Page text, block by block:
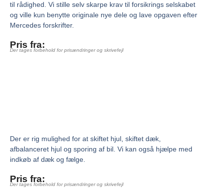
til rådighed. Vi stille selv skarpe krav til forsikrings selskabet
og ville kun benytte originale nye dele og lave opgaven efter
Mercedes forskrifter.
Pris fra:
Der tages forbehold for prisændringer og skrivefejl
Der er rig mulighed for at skiftet hjul, skiftet dæk,
afbalanceret hjul og sporing af bil. Vi kan også hjælpe med
indkøb af dæk og fælge.
Pris fra:
Der tages forbehold for prisændringer og skrivefejl